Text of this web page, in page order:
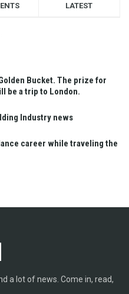
LATEST
Bucket. The prize for
be a trip to London.
Industry news
career while traveling the
a lot of news. Come in, read,